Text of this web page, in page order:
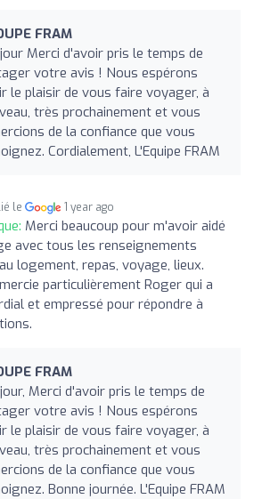
FRAM
Merci d'avoir pris le temps de
votre avis ! Nous espérons
le plaisir de vous faire voyager, à
très prochainement et vous
de la confiance que vous
Cordialement, L'Equipe FRAM
le 1 year ago
Merci beaucoup pour m'avoir aidé
avec tous les renseignements
logement, repas, voyage, lieux.
particulièrement Roger qui a
et empressé pour répondre à
FRAM
Merci d'avoir pris le temps de
votre avis ! Nous espérons
le plaisir de vous faire voyager, à
très prochainement et vous
de la confiance que vous
Bonne journée. L'Equipe FRAM